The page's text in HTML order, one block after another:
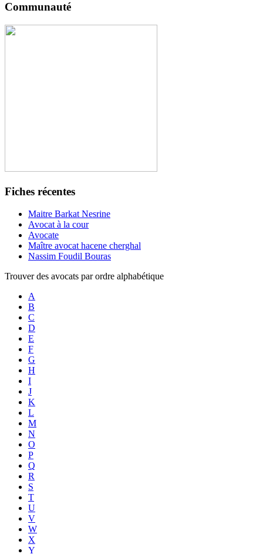
Communauté
Fiches récentes
Maitre Barkat Nesrine
Avocat à la cour
Avocate
Maître avocat hacene cherghal
Nassim Foudil Bouras
Trouver des avocats par ordre alphabétique
A
B
C
D
E
F
G
H
I
J
K
L
M
N
O
P
Q
R
S
T
U
V
W
X
Y